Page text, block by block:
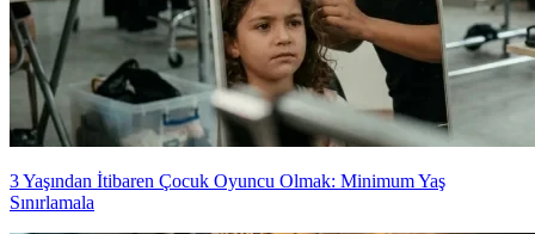
3 Yaşından İtibaren Çocuk Oyuncu Olmak: Minimum Yaş
Sınırlamala